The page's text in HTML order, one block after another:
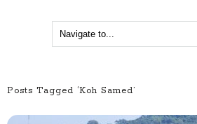
Posts Tagged ‘Koh Samed’